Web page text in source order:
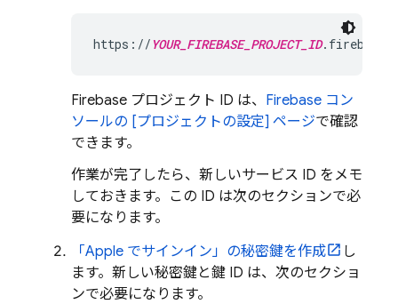
https:// YOUR_FIREBASE_PROJECT_ID
Firebase プロジェクト ID は、 Firebase コン
ソールの [プロジェクトの設定] ページで確認
できます。
作業が完了したら、新しいサービス ID をメモ
しておきます。この ID は次のセクションで必
要になります。
「Apple でサインイン」の秘密鍵を作成
し
ます。新しい秘密鍵と鍵 ID は、次のセクショ
ンで必要になります。